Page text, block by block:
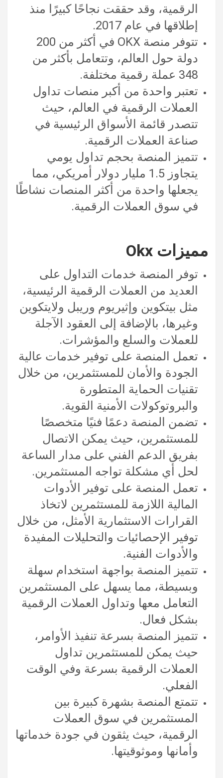
الرقمية، وقد حققت نجاحًا كبيرًا منذ
إطلاقها في عام 2017.
تتوفر منصة OKX في أكثر من 200
دولة حول العالم، وتتعامل بأكثر من
348 عملة رقمية مختلفة.
تعتبر واحدة من أكبر منصات تداول
العملات الرقمية في العالم، حيث
تتصدر قائمة الأسواق الرئيسية في
صناعة العملات الرقمية.
تتميز المنصة بحجم تداول يومي
يتجاوز 1.5 مليار دولار أمريكي، مما
يجعلها واحدة من أكثر المنصات نشاطًا
في سوق العملات الرقمية.
مميزات Okx
توفر المنصة خدمات التداول على
العديد من العملات الرقمية الرئيسية،
مثل بيتكوين وإثيريوم وريبل ولايتكوين
وغيرها، بالإضافة إلى العقود الآجلة
للعملات والسلع والمؤشرات.
تعمل المنصة على توفير خدمات عالية
الجودة والأمان للمستثمرين، من خلال
تقنيات الحماية المتطورة
والبروتوكولات الأمنية القوية.
تضمن المنصة دعمًا فنيًا متخصصًا
للمستثمرين، حيث يمكن الاتصال
بفريق الدعم الفني على مدار الساعة
لحل أي مشكلة تواجه المستثمرين.
تعمل المنصة على توفير الأدوات
المالية اللازمة للمستثمرين لاتخاذ
القرارات الاستثمارية الأمثل، من خلال
توفير الإحصائيات والتحليلات المفيدة
والأدوات الفنية.
تتميز المنصة بواجهة استخدام سهلة
وبسيطة، مما يسهل على المستثمرين
التعامل معها وتداول العملات الرقمية
بشكل فعال.
تتميز المنصة بسرعة تنفيذ الأوامر،
حيث يمكن للمستثمرين تداول
العملات الرقمية بسرعة وفي الوقت
الفعلي.
تتمتع المنصة بشهرة كبيرة بين
المستثمرين في سوق العملات
الرقمية، حيث يثقون في جودة خدماتها
وأمانها وموثوقيتها.